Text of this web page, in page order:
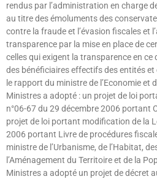
rendus par l’administration en charge
au titre des émoluments des
contre la fraude et l’évasion fiscales et
transparence par la mise en place de
celles qui exigent la transparence en ce
des bénéficiaires effectifs des entités
le rapport du ministre de l’Economie et
Ministres a adopté : un projet de loi
n°06-67 du 29 décembre 2006 portant
projet de loi portant modification de la
2006 portant Livre de procédures
ministre de l’Urbanisme, de l’Habitat,
l’Aménagement du Territoire et de la
Ministres a adopté un projet de décret